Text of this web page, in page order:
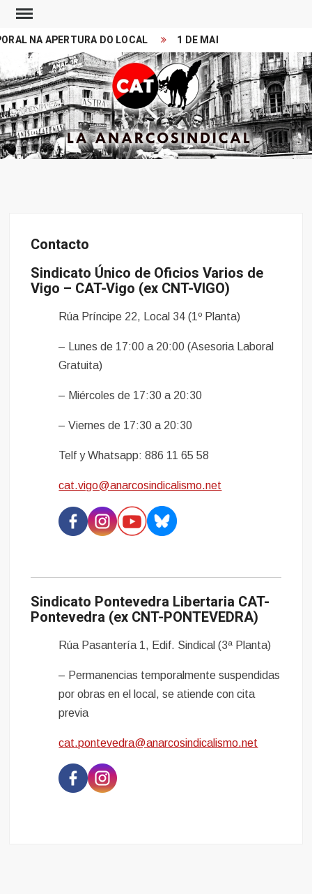
Skip
contentNA APERTURA DO LOCAL 1 DE MAIO 2026. MITIN 11:00
Search
Contacto
Sindicato Único de Oficios Varios de
Vigo – CAT-Vigo (ex CNT-VIGO)
Rúa Príncipe 22, Local 34 (1º Planta)
– Lunes de 17:00 a 20:00 (Asesoria Laboral
Gratuita)
– Miércoles de 17:30 a 20:30
– Viernes de 17:30 a 20:30
Telf y Whatsapp: 886 11 65 58
cat.vigo@anarcosindicalismo.net
Sindicato Pontevedra Libertaria CAT-
Pontevedra (ex CNT-PONTEVEDRA)
Rúa Pasantería 1, Edif. Sindical (3ª Planta)
– Permanencias temporalmente suspendidas
por obras en el local, se atiende con cita
previa
cat.pontevedra@anarcosindicalismo.net